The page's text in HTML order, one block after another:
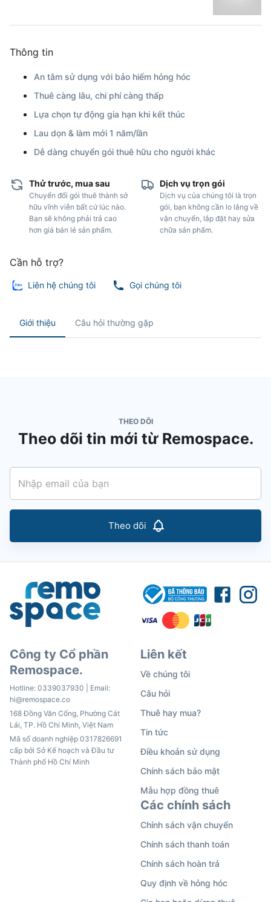
Thông tin
An tâm sử dụng với bảo hiểm hỏng hóc
Thuê càng lâu, chi phí càng thấp
Lựa chọn tự động gia hạn khi kết thúc
Lau dọn & làm mới 1 năm/lần
Dễ dàng chuyển gói thuê hữu cho người khác
Thử trước, mua sau
Chuyển đổi gói thuê thành sở
hữu vĩnh viễn bất cứ lúc nào.
Bạn sẽ không phải trả cao
hơn giá bán lẻ sản phẩm.
Dịch vụ trọn gói
Dịch vụ của chúng tôi là trọn
gói, bạn không cần lo lắng về
vận chuyển, lắp đặt hay sửa
chữa sản phẩm.
Cần hỗ trợ?
Liên hệ chúng tôi Gọi chúng tôi
Giới thiệu Câu hỏi thường gặp
THEO DÕI
Theo dõi tin mới từ Remospace.
Theo dõi
Công ty Cổ phần
Remospace.
Hotline: 0339037930 | Email:
hi@remospace.co
168 Đồng Văn Cống, Phường Cát
Lái, TP. Hồ Chí Minh, Việt Nam
Mã số doanh nghiệp 0317826691
cấp bởi Sở Kế hoạch và Đầu tư
Thành phố Hồ Chí Minh
Liên kết
Về chúng tôi
Câu hỏi
Thuê hay mua?
Tin tức
Điều khoản sử dụng
Chính sách bảo mật
Mẫu hợp đồng thuê
Các chính sách
Chính sách vận chuyển
Chính sách thanh toán
Chính sách hoàn trả
Quy định về hỏng hóc